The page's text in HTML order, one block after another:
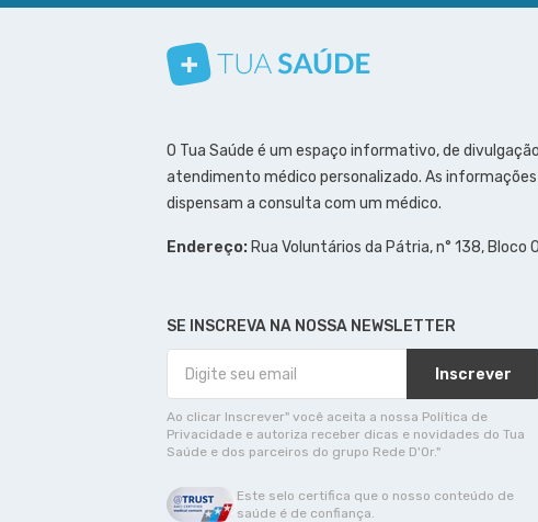
Conheça nosso canal
Siga a gente no Instagram
Siga a gente no Facebook
Siga a gente no Pinterest
O Tua Saúde é um espaço informativo, de
atendimento médico personalizado. As
dispensam a consulta com um médico.
Endereço: Rua Voluntários da Pátria, n° 138,
SE INSCREVA NA NOSSA NEWSLETTER
Inscrever
Ao clicar Inscrever" você aceita a nossa Política de
Privacidade e autoriza receber dicas e novidades do Tua
Saúde e dos parceiros do grupo Rede D'Or."
Este selo certifica que o nosso conteúdo de
saúde é de confiança.